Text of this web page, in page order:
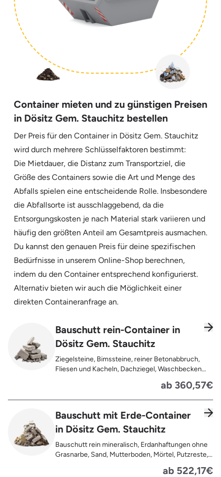
Container mieten und zu günstigen Preisen
in Dösitz Gem. Stauchitz bestellen
Der Preis für den Container in Dösitz Gem. Stauchitz
wird durch mehrere Schlüsselfaktoren bestimmt:
Die Mietdauer, die Distanz zum Transportziel, die
Größe des Containers sowie die Art und Menge des
Abfalls spielen eine entscheidende Rolle. Insbesondere
die Abfallsorte ist ausschlaggebend, da die
Entsorgungskosten je nach Material stark variieren und
häufig den größten Anteil am Gesamtpreis ausmachen.
Du kannst den genauen Preis für deine spezifischen
Bedürfnisse in unserem Online-Shop berechnen,
indem du den Container entsprechend konfigurierst.
Alternativ bieten wir auch die Möglichkeit einer
direkten Containeranfrage an.
Bauschutt rein-Container in
Dösitz Gem. Stauchitz
Ziegelsteine, Bimssteine, reiner Betonabbruch,
Fliesen und Kacheln, Dachziegel, Waschbecken
Pflastersteine, Kalksand-Mauerwerk, Zement und
Putzreste
ab 360,57€
Bauschutt mit Erde-Container
in Dösitz Gem. Stauchitz
Bauschutt rein mineralisch, Erdanhaftungen ohne
Grasnarbe, Sand, Mutterboden, Mörtel, Putzreste,
ab 522,17€